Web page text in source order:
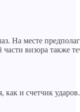
На месте
визора также
как и счетчик